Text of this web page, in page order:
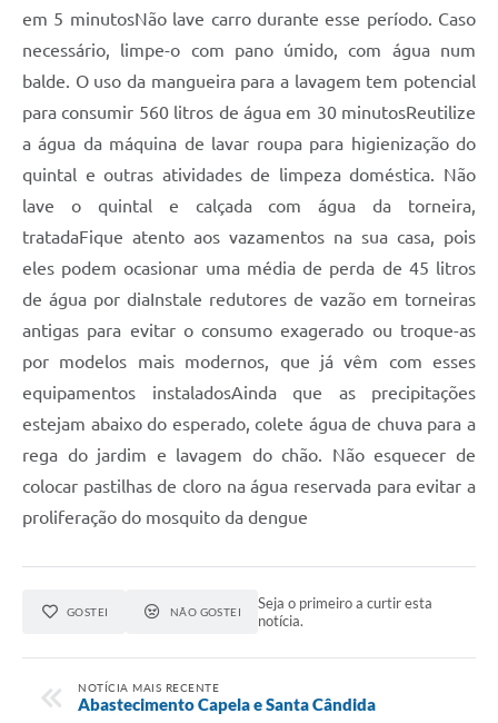
em 5 minutosNão lave carro durante esse período. Caso
necessário, limpe-o com pano úmido, com água num
balde. O uso da mangueira para a lavagem tem potencial
para consumir 560 litros de água em 30 minutosReutilize
a água da máquina de lavar roupa para higienização do
quintal e outras atividades de limpeza doméstica. Não
lave o quintal e calçada com água da torneira,
tratadaFique atento aos vazamentos na sua casa, pois
eles podem ocasionar uma média de perda de 45 litros
de água por diaInstale redutores de vazão em torneiras
antigas para evitar o consumo exagerado ou troque-as
por modelos mais modernos, que já vêm com esses
equipamentos instaladosAinda que as precipitações
estejam abaixo do esperado, colete água de chuva para a
rega do jardim e lavagem do chão. Não esquecer de
colocar pastilhas de cloro na água reservada para evitar a
proliferação do mosquito da dengue
GOSTEI NÃO GOSTEI
Seja o primeiro a curtir esta
notícia.
NOTÍCIA MAIS RECENTE
Abastecimento Capela e Santa Cândida